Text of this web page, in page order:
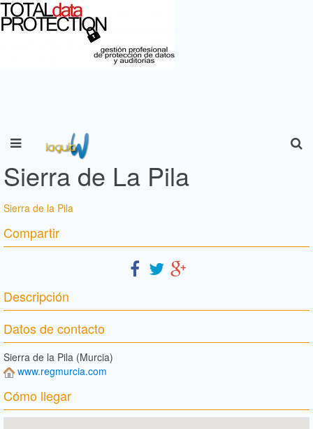
Sierra de La Pila
Sierra de la Pila
Compartir
Descripción
Datos de contacto
Sierra de la Pila (Murcia)
www.regmurcia.com
Cómo llegar